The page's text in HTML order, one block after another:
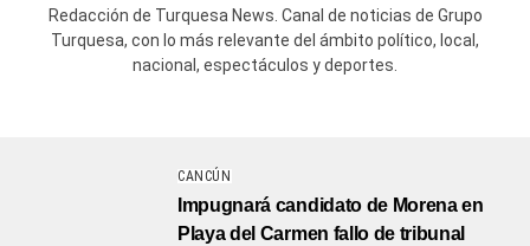
Redacción de Turquesa News. Canal de noticias de Grupo
Turquesa, con lo más relevante del ámbito político, local,
nacional, espectáculos y deportes.
CANCÚN
Impugnará candidato de Morena en
Playa del Carmen fallo de tribunal